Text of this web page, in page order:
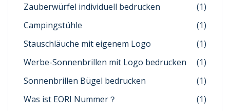
Zauberwürfel individuell bedrucken
(1)
Campingstühle
(1)
Stauschläuche mit eigenem Logo
(1)
Werbe-Sonnenbrillen mit Logo bedrucken
(1)
Sonnenbrillen Bügel bedrucken
(1)
Was ist EORI Nummer？
(1)